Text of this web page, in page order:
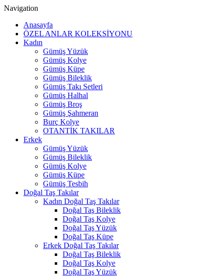
Navigation
Anasayfa
ÖZEL ANLAR KOLEKSİYONU
Kadın
Gümüş Yüzük
Gümüş Kolye
Gümüş Küpe
Gümüş Bileklik
Gümüş Takı Setleri
Gümüş Halhal
Gümüş Broş
Gümüş Şahmeran
Burç Kolye
OTANTİK TAKILAR
Erkek
Gümüş Yüzük
Gümüş Bileklik
Gümüş Kolye
Gümüş Küpe
Gümüş Tesbih
Doğal Taş Takılar
Kadın Doğal Taş Takılar
Doğal Taş Bileklik
Doğal Taş Kolye
Doğal Taş Yüzük
Doğal Taş Küpe
Erkek Doğal Taş Takılar
Doğal Taş Bileklik
Doğal Taş Kolye
Doğal Taş Yüzük